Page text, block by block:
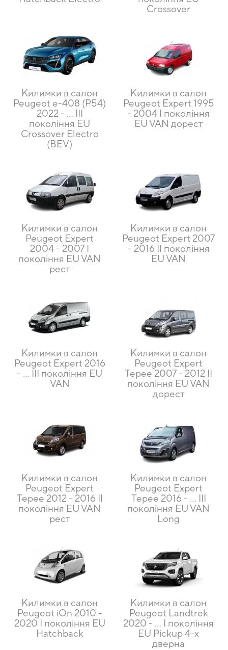
Crossover
Килимки в салон
Peugeot e-408 (P54)
2022 - ... III
покоління EU
Crossover Electro
(BEV)
Килимки в салон
Peugeot Expert 1995
- 2004 I покоління
EU VAN дорест
Килимки в салон
Peugeot Expert
2004 - 2007 I
покоління EU VAN
рест
Килимки в салон
Peugeot Expert 2007
- 2016 II покоління
EU VAN
Килимки в салон
Peugeot Expert 2016
- … III покоління EU
VAN
Килимки в салон
Peugeot Expert
Tepee 2007 - 2012 II
покоління EU VAN
дорест
Килимки в салон
Peugeot Expert
Tepee 2012 - 2016 II
покоління EU VAN
рест
Килимки в салон
Peugeot Expert
Tepee 2016 - … III
покоління EU VAN
Long
Килимки в салон
Peugeot iOn 2010 -
2020 I покоління EU
Hatchback
Килимки в салон
Peugeot Landtrek
2020 - ... I покоління
EU Pickup 4-х
дверна